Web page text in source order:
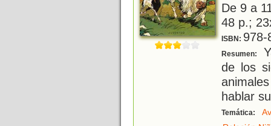
De 9 a
48 p.;
ISBN: 978-
Resumen:
de los
hablar
Temática: